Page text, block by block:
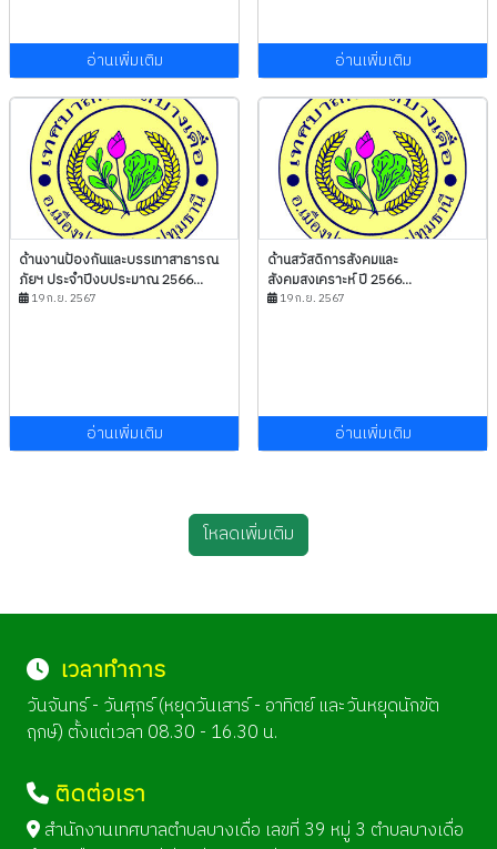
อ่านเพิ่มเติม อ่านเพิ่มเติม
ด้านงานป้องกันและบรรเทาสาธารณ
ภัยฯ ประจำปีงบประมาณ 2566...
19 ก.ย. 2567
อ่านเพิ่มเติม
ด้านสวัสดิการสังคมและ
สังคมสงเคราะห์ ปี 2566...
19 ก.ย. 2567
อ่านเพิ่มเติม
โหลดเพิ่มเติม
เวลาทำการ
วันจันทร์ - วันศุกร์ (หยุดวันเสาร์ - อาทิตย์ และวันหยุดนักขัต
ฤกษ์) ตั้งแต่เวลา 08.30 - 16.30 น.
ติดต่อเรา
สำนักงานเทศบาลตำบลบางเดื่อ เลขที่ 39 หมู่ 3 ตำบลบางเดื่อ